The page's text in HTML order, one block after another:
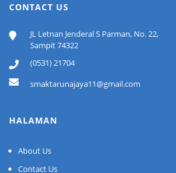
CONTACT US
JL Letnan Jenderal S Parman, No. 22,
Sampit 74322
(0531) 21704
smaktarunajaya11@gmail.com
HALAMAN
About Us
Contact Us